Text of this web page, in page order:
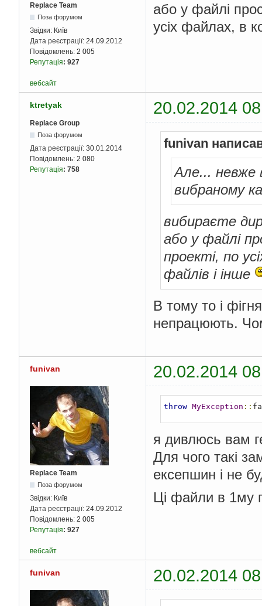
Replace Team
Поза форумом
Звідки: Київ
Дата реєстрації: 24.09.2012
Повідомлень: 2 005
Репутація: 927
або у файлі
усіх файлах, в
вебсайт
ktretyak 20.02.2014
Replace Group
Поза форумом
Дата реєстрації: 30.01.2014
Повідомлень: 2 080
Репутація: 758
funivan
Але...
вибраному
вибираєте
або у файлі
проекті, по
файлів і інше
В тому то і
непрацюють.
funivan 20.02.2014
Replace Team
Поза форумом
Звідки: Київ
Дата реєстрації: 24.09.2012
Повідомлень: 2 005
Репутація: 927
throw MyException ::
я дивлюсь вам
Для чого такі
ексепшин і не
Ці файли в 1му
вебсайт
funivan 20.02.2014